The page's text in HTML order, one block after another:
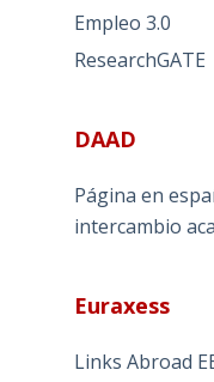
Empleo 3.0
ResearchGATE
DAAD
Página en
intercambio
Euraxess
Links Abroad